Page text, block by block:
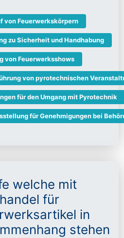
von Feuerwerkskörpern
zu Sicherheit und Handhabung
von Feuerwerksshows
von pyrotechnischen
für den Umgang mit Pyrotechnik
für Genehmigungen bei
welche mit
für
in
stehen